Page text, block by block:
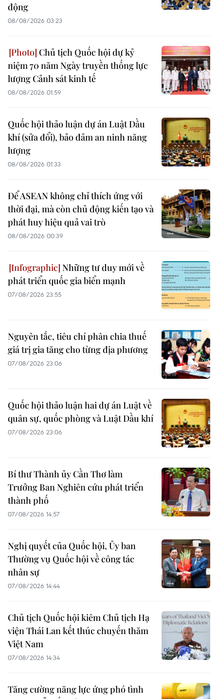
động
08/08/2026 03:23
Chủ tịch Quốc hội dự kỷ
niệm 70 năm Ngày truyền thống lực
lượng Cảnh sát kinh tế
08/08/2026 01:59
Quốc hội thảo luận dự án Luật Dầu
khí (sửa đổi), bảo đảm an ninh năng
lượng
08/08/2026 01:33
Để ASEAN không chỉ thích ứng với
thời đại, mà còn chủ động kiến tạo và
phát huy hiệu quả vai trò
08/08/2026 00:39
Những tư duy mới về
phát triển quốc gia biển mạnh
07/08/2026 23:55
Nguyên tắc, tiêu chí phân chia thuế
giá trị gia tăng cho từng địa phương
07/08/2026 23:06
Quốc hội thảo luận hai dự án Luật về
quân sự, quốc phòng và Luật Dầu khí
07/08/2026 23:06
Bí thư Thành ủy Cần Thơ làm
Trưởng Ban Nghiên cứu phát triển
thành phố
07/08/2026 14:57
Nghị quyết của Quốc hội, Ủy ban
Thường vụ Quốc hội về công tác
nhân sự
07/08/2026 14:44
Chủ tịch Quốc hội kiêm Chủ tịch Hạ
viện Thái Lan kết thúc chuyến thăm
Việt Nam
07/08/2026 14:34
Tăng cường năng lực ứng phó tình